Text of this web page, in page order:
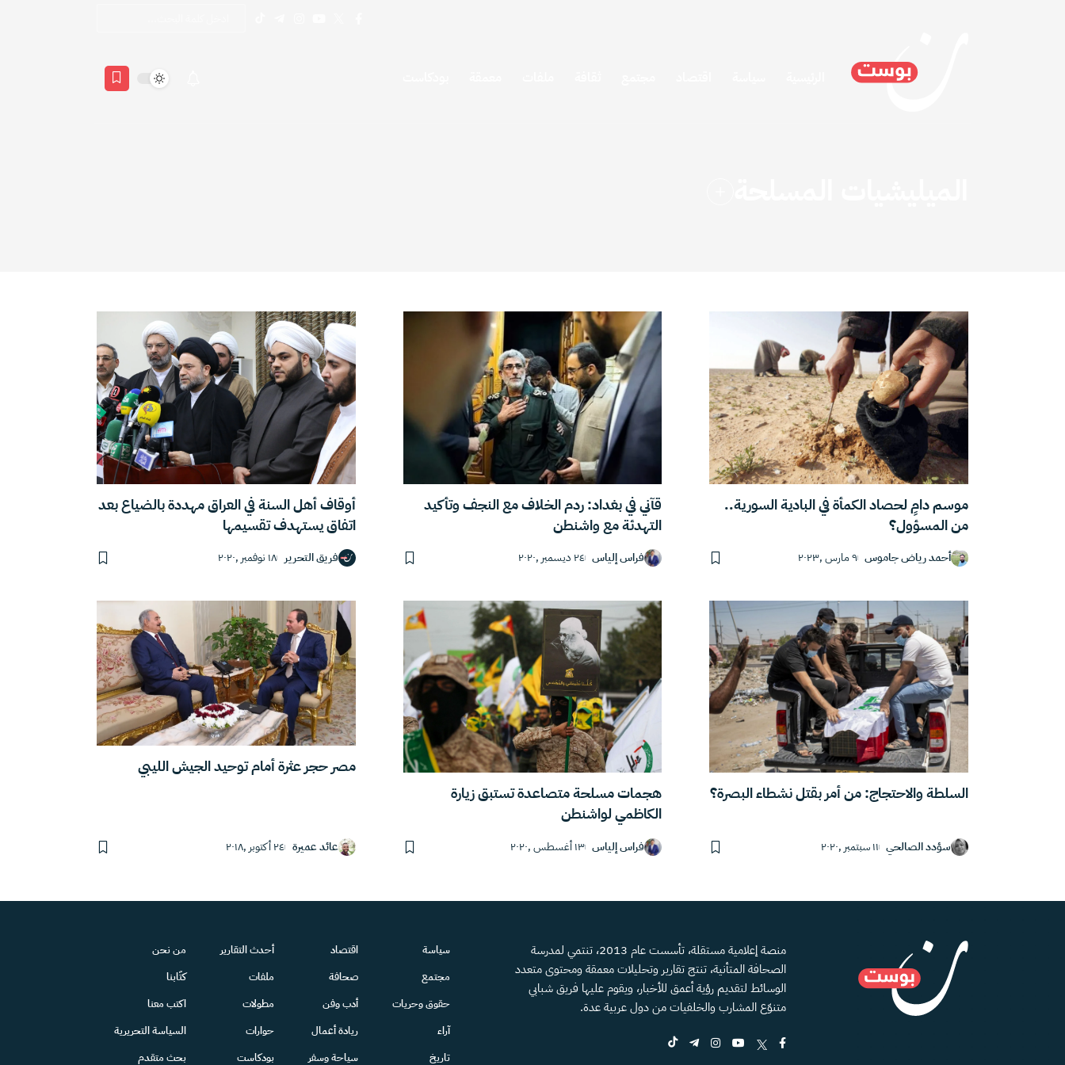
موسم دامٍ لحصاد الكمأة في البادية السورية..
من المسؤول؟
أحمد رياض جاموس ٩ مارس ,٢٠٢٣
قآني في بغداد: ردم الخلاف مع النجف وتأكيد
التهدئة مع واشنطن
فراس إلياس ٢٤ ديسمبر ,٢٠٢٠
أوقاف أهل السنة في العراق مهددة بالضياع بعد
اتفاق يستهدف تقسيمها
فريق التحرير ١٨ نوفمبر ,٢٠٢٠
السلطة والاحتجاج: من أمر بقتل نشطاء البصرة؟
سؤدد الصالحي ١١ سبتمبر ,٢٠٢٠
هجمات مسلحة متصاعدة تستبق زيارة
الكاظمي لواشنطن
فراس إلياس ١٣ أغسطس ,٢٠٢٠
مصر حجر عثرة أمام توحيد الجيش الليبي
عائد عميرة ٢٤ أكتوبر ,٢٠١٨
منصة إعلامية مستقلة، تأسست عام 2013، تنتمي لمدرسة
الصحافة المتأنية، تنتج تقارير وتحليلات معمقة ومحتوى متعدد
الوسائط لتقديم رؤية أعمق للأخبار، ويقوم عليها فريق شبابي
متنوّع المشارب والخلفيات من دول عربية عدة.
سياسة
مجتمع
حقوق وحريات
آراء
تاريخ
اقتصاد
صحافة
أدب وفن
ريادة أعمال
سياحة وسفر
أحدث التقارير
ملفات
مطولات
حوارات
بودكاست
من نحن
كتّابنا
اكتب معنا
السياسة التحريرية
بحث متقدم